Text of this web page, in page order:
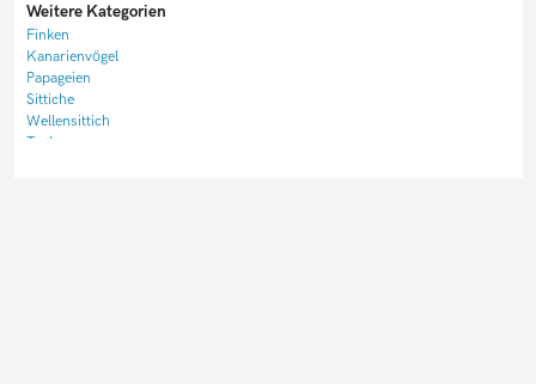
Weitere Kategorien
Finken
Kanarienvögel
Papageien
Sittiche
Wellensittich
Tauben